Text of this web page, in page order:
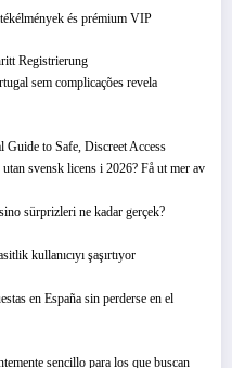
és prémium VIP
Registrierung
sem complicações revela
Guide to Safe, Discreet Access
svensk licens i 2026? Få ut mer av
sürprizleri ne kadar gerçek?
kullanıcıyı şaşırtıyor
en España sin perderse en el
sencillo para los que buscan